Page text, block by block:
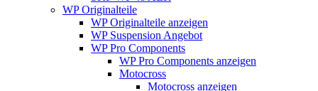
WP Originalteile
WP Originalteile anzeigen
WP Suspension Angebot
WP Pro Components
WP Pro Components anzeigen
Motocross
Motocross anzeigen